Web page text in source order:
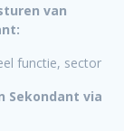
van
functie, sector
Sekondant via